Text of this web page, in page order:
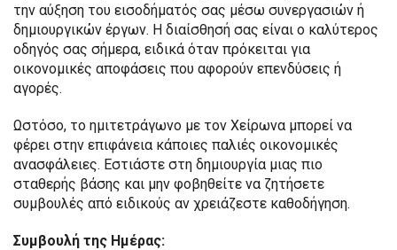
την αύξηση του εισοδήματός σας μέσω συνεργασιών ή
δημιουργικών έργων. Η διαίσθησή σας είναι ο καλύτερος
οδηγός σας σήμερα, ειδικά όταν πρόκειται για
οικονομικές αποφάσεις που αφορούν επενδύσεις ή
αγορές.
Ωστόσο, το ημιτετράγωνο με τον Χείρωνα μπορεί να
φέρει στην επιφάνεια κάποιες παλιές οικονομικές
ανασφάλειες. Εστιάστε στη δημιουργία μιας πιο
σταθερής βάσης και μην φοβηθείτε να ζητήσετε
συμβουλές από ειδικούς αν χρειάζεστε καθοδήγηση.
Συμβουλή της Ημέρας: